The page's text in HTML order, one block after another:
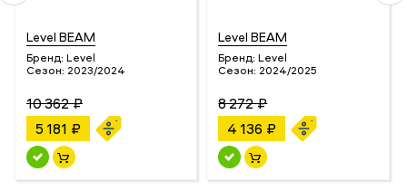
Level BEAM
Бренд: Level
Сезон: 2023/2024
10 362 ₽
5 181 ₽
Level BEAM
Бренд: Level
Сезон: 2024/2025
8 272 ₽
4 136 ₽